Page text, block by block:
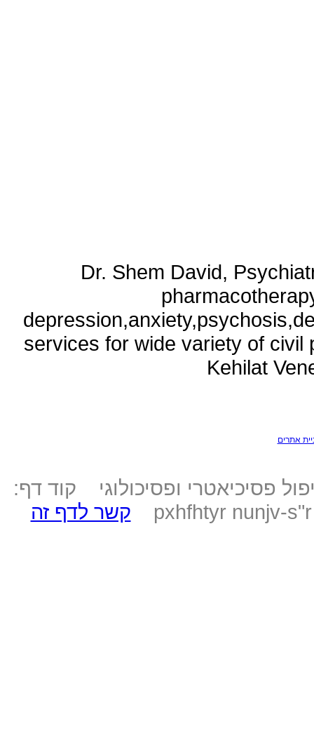
Dr. Shem David,
services for wide variety of civil
Kehilat
אתרים
פסיכיאטרי ופסיכולוגי קוד דף:
pxhfhtyr nunjv-
קשר לדף זה